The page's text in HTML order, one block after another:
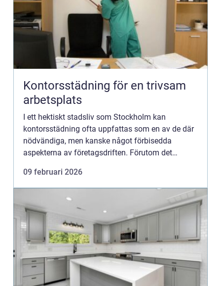
Kontorsstädning för en trivsam
arbetsplats
I ett hektiskt stadsliv som Stockholm kan
kontorsstädning ofta uppfattas som en av de där
nödvändiga, men kanske något förbisedda
aspekterna av företagsdriften. Förutom det
09 februari 2026